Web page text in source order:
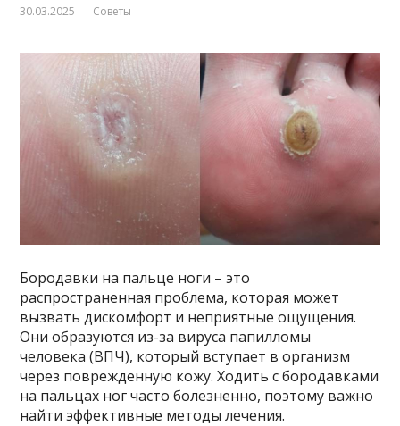
30.03.2025 Советы
Бородавки на пальце ноги – это
распространенная проблема, которая может
вызвать дискомфорт и неприятные ощущения.
Они образуются из-за вируса папилломы
человека (ВПЧ), который вступает в организм
через поврежденную кожу. Ходить с бородавками
на пальцах ног часто болезненно, поэтому важно
найти эффективные методы лечения.